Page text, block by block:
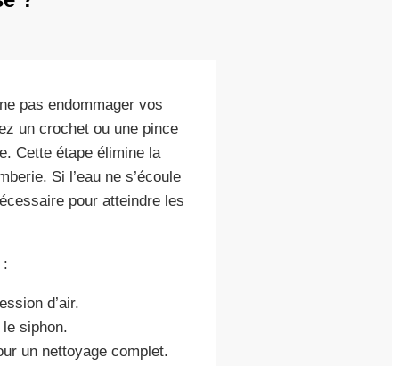
pas endommager vos
un crochet ou une pince
Cette étape élimine la
Si l’eau ne s’écoule
pour atteindre les
:
d’air.
siphon.
un nettoyage complet.